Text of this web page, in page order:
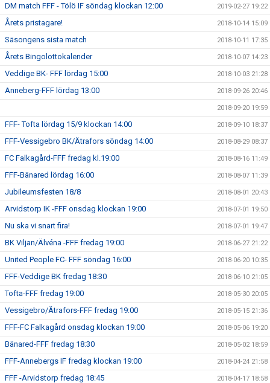
DM match FFF - Tölö IF söndag klockan 12:00 2019-02-27 19:22
Årets pristagare! 2018-10-14 15:09
Säsongens sista match 2018-10-11 17:35
Årets Bingolottokalender 2018-10-07 14:23
Veddige BK- FFF lördag 15:00 2018-10-03 21:28
Anneberg-FFF lördag 13:00 2018-09-26 20:46
2018-09-20 19:59
FFF- Tofta lördag 15/9 klockan 14:00 2018-09-10 18:37
FFF-Vessigebro BK/Ätrafors söndag 14:00 2018-08-29 08:37
FC Falkagård-FFF fredag kl.19:00 2018-08-16 11:49
FFF-Bänared lördag 16:00 2018-08-07 11:39
Jubileumsfesten 18/8 2018-08-01 20:43
Arvidstorp IK -FFF onsdag klockan 19:00 2018-07-01 19:50
Nu ska vi snart fira! 2018-07-01 19:47
BK Viljan/Älvéna -FFF fredag 19:00 2018-06-27 21:22
United People FC- FFF söndag 16:00 2018-06-20 10:35
FFF-Veddige BK fredag 18:30 2018-06-10 21:05
Tofta-FFF fredag 19:00 2018-05-30 20:05
Vessigebro/Ätrafors-FFF fredag 19:00 2018-05-15 21:36
FFF-FC Falkagård onsdag klockan 19:00 2018-05-06 19:20
Bänared-FFF fredag 18:30 2018-05-02 18:59
FFF-Annebergs IF fredag klockan 19:00 2018-04-24 21:58
FFF -Arvidstorp fredag 18:45 2018-04-17 18:58